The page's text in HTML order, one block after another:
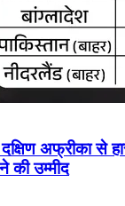
अफ्रीका से
की उम्मीद